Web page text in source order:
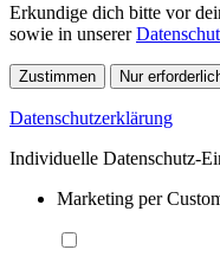
Erkundige dich bitte vor
sowie in unserer
Zustimmen Nur
Datenschutzerklärung
Individuelle Datenschutz-
Marketing per